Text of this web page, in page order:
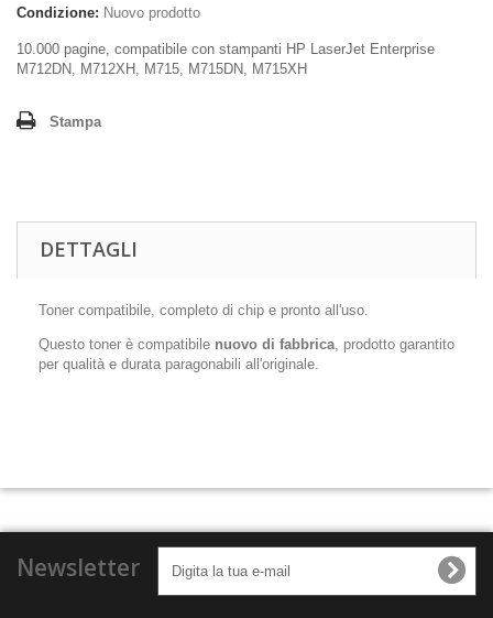
Condizione: Nuovo prodotto
10.000 pagine, compatibile con stampanti HP LaserJet Enterprise
M712DN, M712XH, M715, M715DN, M715XH
Stampa
DETTAGLI
Toner compatibile, completo di chip e pronto all'uso.
Questo toner è compatibile nuovo di fabbrica, prodotto garantito
per qualità e durata paragonabili all'originale.
Newsletter